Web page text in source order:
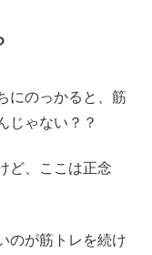
にのっかると、筋
じゃない？？
ど、ここは正念
のが筋トレを続け